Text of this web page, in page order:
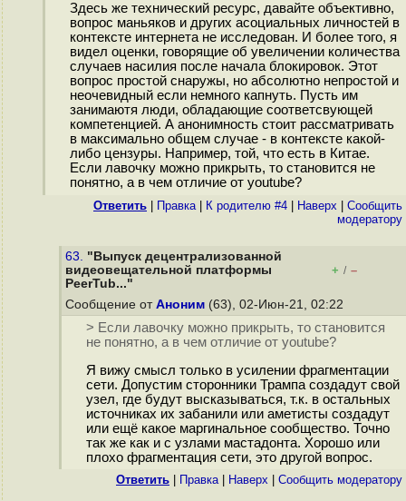
Здесь же технический ресурс, давайте объективно,
вопрос маньяков и других асоциальных личностей в
контексте интернета не исследован. И более того, я
видел оценки, говорящие об увеличении количества
случаев насилия после начала блокировок. Этот
вопрос простой снаружы, но абсолютно непростой и
неочевидный если немного капнуть. Пусть им
занимаютя люди, обладающие соответсвующей
компетенцией. А анонимность стоит рассматривать
в максимально общем случае - в контексте какой-
либо цензуры. Например, той, что есть в Китае.
Если лавочку можно прикрыть, то становится не
понятно, а в чем отличие от youtube?
Ответить Правка| К родителю #4 Наверх
Cообщить
модератору
63. "Выпуск децентрализованной
видеовещательной платформы
PeerTub..."
+ / –
Сообщение от Аноним (63), 02-Июн-21, 02:22
> Если лавочку можно прикрыть, то становится
не понятно, а в чем отличие от youtube?
Я вижу смысл только в усилении фрагментации
сети. Допустим сторонники Трампа создадут свой
узел, где будут высказываться, т.к. в остальных
источниках их забанили или аметисты создадут
или ещё какое маргинальное сообщество. Точно
так же как и с узлами мастадонта. Хорошо или
плохо фрагментация сети, это другой вопрос.
Ответить Правка| Наверх Cообщить модератору